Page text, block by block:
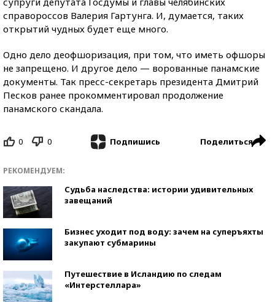
справороссов Валерия Гартунга. И, думается, таких
открытий чудных будет еще много.
Одно дело деофшоризация, при том, что иметь офшоры
не запрещено. И другое дело — ворованные панамские
документы. Так пресс-секретарь президента Дмитрий
Песков ранее прокомментировал продолжение
панамского скандала.
0 0 Подпишись Поделиться
РЕКОМЕНДУЕМ:
Судьба наследства: истории удивительных
завещаний
Бизнес уходит под воду: зачем на суперъяхты
закупают субмарины
Путешествие в Исландию по следам
«Интерстеллара»